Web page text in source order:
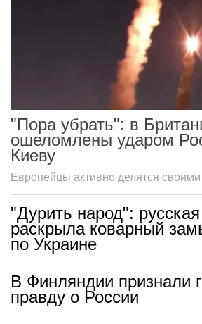
"Пора убрать": в
ошеломлены ударом
Киеву
Европейцы активно делятся
"Дурить народ":
раскрыла коварный
по Украине
В Финляндии признали
правду о России